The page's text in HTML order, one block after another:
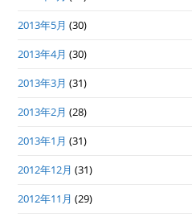
2013年5月 (30)
2013年4月 (30)
2013年3月 (31)
2013年2月 (28)
2013年1月 (31)
2012年12月 (31)
2012年11月 (29)